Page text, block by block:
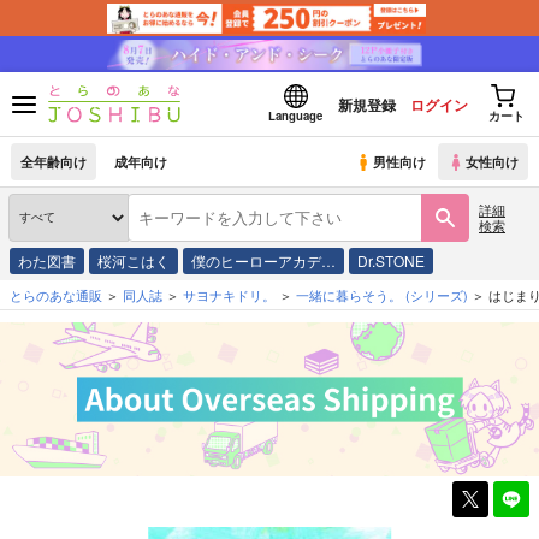
Language
新規登録 ログイン
カート
全年齢向け 成年向け 男性向け 女性向け
詳細
検索
わた図書 桜河こはく 僕のヒーローアカデ… Dr.STONE
とらのあな通販 同人誌 サヨナキドリ。 一緒に暮らそう。 (シリーズ) はじま